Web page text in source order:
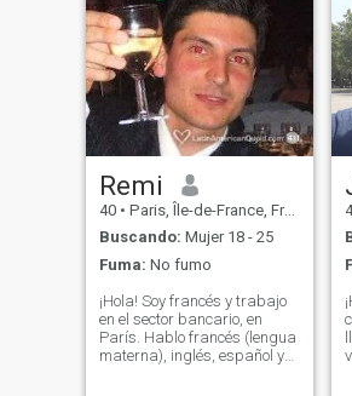
Remi
40 • Paris, Île-de-France, Francia
Buscando: Mujer 18 - 25
Fuma: No fumo
¡Hola! Soy francés y trabajo
en el sector bancario, en
París. Hablo francés (lengua
materna), inglés, español y